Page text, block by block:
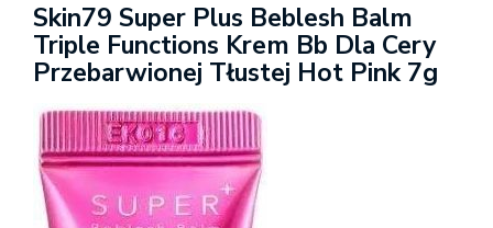
Skin79 Super Plus Beblesh Balm
Triple Functions Krem Bb Dla Cery
Przebarwionej Tłustej Hot Pink 7g